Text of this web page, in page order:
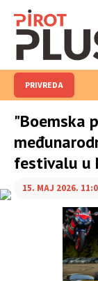
PRIVREDA
"Boemska
festivalu u
15. MAJ 2026.